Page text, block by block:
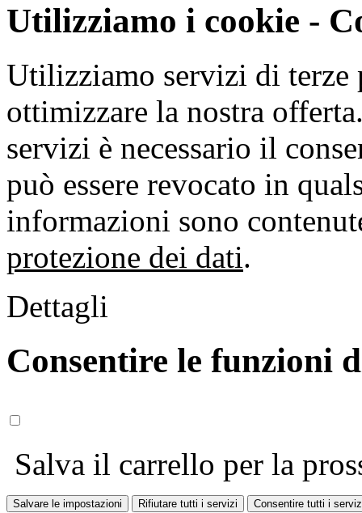
Utilizziamo i cookie -
Utilizziamo servizi di terze
ottimizzare la nostra
servizi è necessario il
può essere revocato in
informazioni sono
protezione dei dati.
Dettagli
Consentire le funzioni
Salva il carrello per la
Salvare le impostazioni Rifiutare tutti i servizi Consentire tutti i